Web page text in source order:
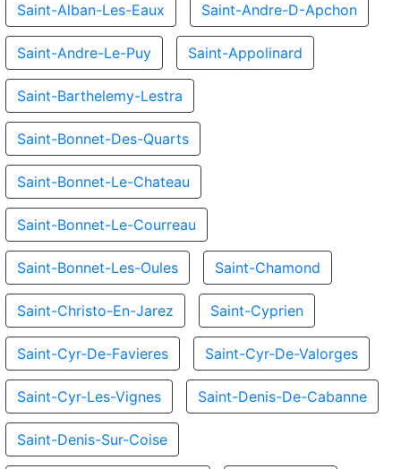
Saint-Alban-Les-Eaux Saint-Andre-D-Apchon
Saint-Andre-Le-Puy Saint-Appolinard
Saint-Barthelemy-Lestra
Saint-Bonnet-Des-Quarts
Saint-Bonnet-Le-Chateau
Saint-Bonnet-Le-Courreau
Saint-Bonnet-Les-Oules Saint-Chamond
Saint-Christo-En-Jarez Saint-Cyprien
Saint-Cyr-De-Favieres Saint-Cyr-De-Valorges
Saint-Cyr-Les-Vignes Saint-Denis-De-Cabanne
Saint-Denis-Sur-Coise